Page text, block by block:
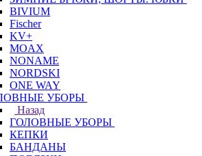
BIVIUM
Fischer
KV+
MOAX
NONAME
NORDSKI
ONE WAY
УБОРЫ
Назад
ГОЛОВНЫЕ УБОРЫ
КЕПКИ
БАНДАНЫ